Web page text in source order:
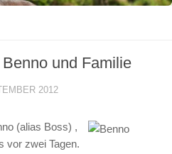
und Familie
2012
(alias Boss) ,
vor zwei Tagen.